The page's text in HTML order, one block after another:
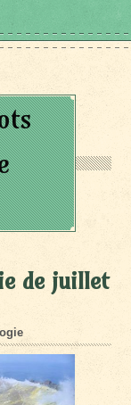
de juillet